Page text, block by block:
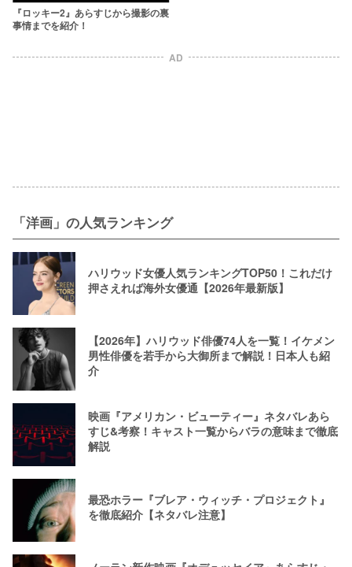
『ロッキー2』あらすじから撮影の裏
事情までを紹介！
AD
「洋画」の人気ランキング
ハリウッド女優人気ランキングTOP50！これだけ
押さえれば海外女優通【2026年最新版】
【2026年】ハリウッド俳優74人を一覧！イケメン
男性俳優を若手から大御所まで解説！日本人も紹
介
映画『アメリカン・ビューティー』ネタバレあら
すじ&考察！キャスト一覧からバラの意味まで徹底
解説
最恐ホラー『ブレア・ウィッチ・プロジェクト』
を徹底紹介【ネタバレ注意】